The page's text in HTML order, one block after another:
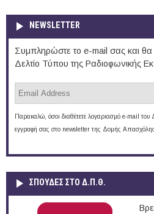
NEWSLETTER
Συμπληρώστε το e-mail σας και θα
Δελτίο Τύπου της Ραδιοφωνικής
Παρακαλώ, όσοι διαθέτετε λογαριασμό e-mail του
εγγραφή σας στο newsletter της Δομής
ΣΠΟΥΔΈΣ ΣΤΟ Δ.Π.Θ.